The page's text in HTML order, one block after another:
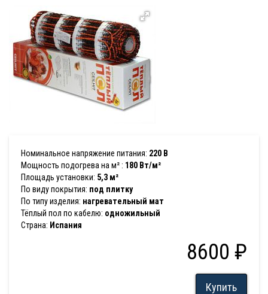
Номинальное напряжение питания: 220 В
Мощность подогрева на м² : 180 Вт/м²
Площадь установки: 5,3 м²
По виду покрытия: под плитку
По типу изделия: нагревательный мат
Тёплый пол по кабелю: одножильный
Страна: Испания
8600 ₽
Купить